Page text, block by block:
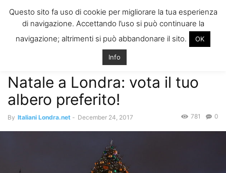
ITALIANI A
LONDRA
Il blog degli Italiani nella rebel city
Home Eventi, Svago and More
Natale a Londra: vota il tuo albero
Natale a Londra: vota il tuo
albero preferito!
By Italiani Londra.net - December 24, 2017 0
781
Questo sito fa uso di cookie per migliorare la tua esperienza
di navigazione. Accettando l’uso si può continuare la
navigazione; altrimenti si può abbandonare il sito.
OK
Info